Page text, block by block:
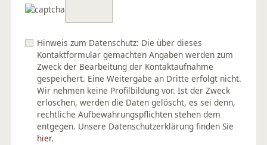
Hinweis zum Datenschutz: Die über dieses
Kontaktformular gemachten Angaben werden zum
Zweck der Bearbeitung der Kontaktaufnahme
gespeichert. Eine Weitergabe an Dritte erfolgt nicht.
Wir nehmen keine Profilbildung vor. Ist der Zweck
erloschen, werden die Daten gelöscht, es sei denn,
rechtliche Aufbewahrungspflichten stehen dem
entgegen. Unsere Datenschutzerklärung finden Sie
hier.